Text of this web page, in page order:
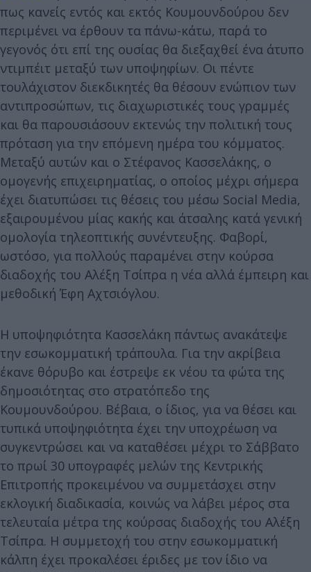
πως κανείς εντός και εκτός Κουμουνδούρου δεν
περιμένει να έρθουν τα πάνω-κάτω, παρά το
γεγονός ότι επί της ουσίας θα διεξαχθεί ένα άτυπο
ντιμπέιτ μεταξύ των υποψηφίων. Οι πέντε
τουλάχιστον διεκδικητές θα θέσουν ενώπιον των
αντιπροσώπων, τις διαχωριστικές τους γραμμές
και θα παρουσιάσουν εκτενώς την πολιτική τους
πρόταση για την επόμενη ημέρα του κόμματος.
Μεταξύ αυτών και ο Στέφανος Κασσελάκης, ο
ομογενής επιχειρηματίας, ο οποίος μέχρι σήμερα
έχει διατυπώσει τις θέσεις του μέσω Social Media,
εξαιρουμένου μίας κακής και άτσαλης κατά γενική
ομολογία τηλεοπτικής συνέντευξης. Φαβορί,
ωστόσο, για πολλούς παραμένει στην κούρσα
διαδοχής του Αλέξη Τσίπρα η νέα αλλά έμπειρη και
μεθοδική Έφη Αχτσιόγλου.
Η υποψηφιότητα Κασσελάκη πάντως ανακάτεψε
την εσωκομματική τράπουλα. Για την ακρίβεια
έκανε θόρυβο και έστρεψε εκ νέου τα φώτα της
δημοσιότητας στο στρατόπεδο της
Κουμουνδούρου. Βέβαια, ο ίδιος, για να θέσει και
τυπικά υποψηφιότητα έχει την υποχρέωση να
συγκεντρώσει και να καταθέσει μέχρι το Σάββατο
το πρωί 30 υπογραφές μελών της Κεντρικής
Επιτροπής προκειμένου να συμμετάσχει στην
εκλογική διαδικασία, κοινώς να λάβει μέρος στα
τελευταία μέτρα της κούρσας διαδοχής του Αλέξη
Τσίπρα. Η συμμετοχή του στην εσωκομματική
κάλπη έχει προκαλέσει έριδες με τον ίδιο να